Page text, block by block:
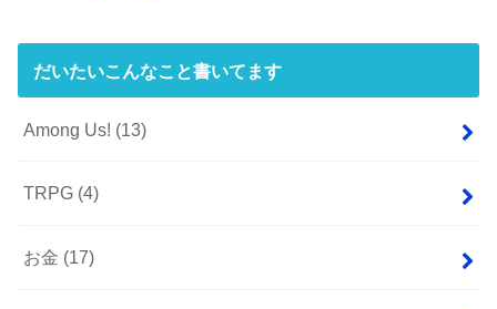
だいたいこんなこと書いてます
Among Us! (13)
TRPG (4)
お金 (17)